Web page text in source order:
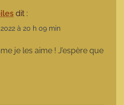
dit :
à 20 h 09 min
je les aime ! J’espère que